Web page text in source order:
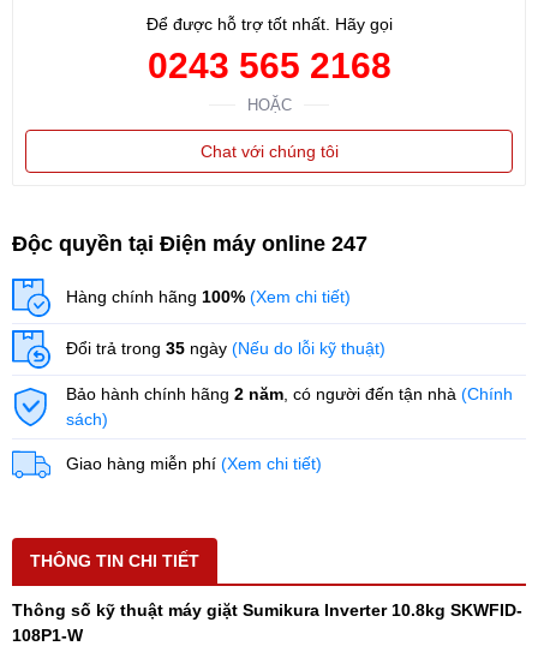
Để được hỗ trợ tốt nhất. Hãy gọi
0243 565 2168
HOẶC
Chat với chúng tôi
Độc quyền tại Điện máy online 247
Hàng chính hãng 100% (Xem chi tiết)
Đổi trả trong 35 ngày (Nếu do lỗi kỹ thuật)
Bảo hành chính hãng 2 năm , có người đến tận nhà (Chính
sách)
Giao hàng miễn phí (Xem chi tiết)
THÔNG TIN CHI TIẾT
Thông số kỹ thuật máy giặt Sumikura Inverter 10.8kg SKWFID-
108P1-W